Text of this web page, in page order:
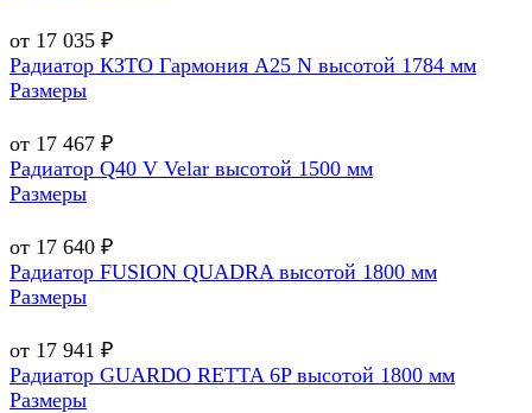
от 17 035 ₽
Радиатор КЗТО Гармония А25 N высотой 1784 мм
Размеры
от 17 467 ₽
Радиатор Q40 V Velar высотой 1500 мм
Размеры
от 17 640 ₽
Радиатор FUSION QUADRA высотой 1800 мм
Размеры
от 17 941 ₽
Радиатор GUARDO RETTA 6P высотой 1800 мм
Размеры